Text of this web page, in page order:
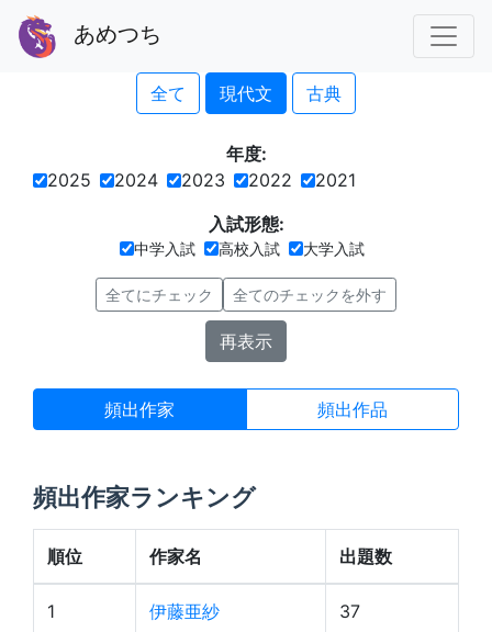
あめつち年度 頻出ランキング
全て 現代文 古典
年度:
2025
2024 2023 2022
2021
入試形態:
中学入試 高校入試 大学入試
全てにチェック 全てのチェックを外す
再表示
頻出作家 頻出作品
頻出作家ランキング
順位 作家名 出題数
1 伊藤亜紗 37